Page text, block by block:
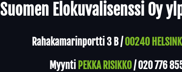
Suomen Elokuvalisenssi Oy
Rahakamarinportti 3 B /00240 HELSINKI
Myynti PEKKA RISIKKO/020 776